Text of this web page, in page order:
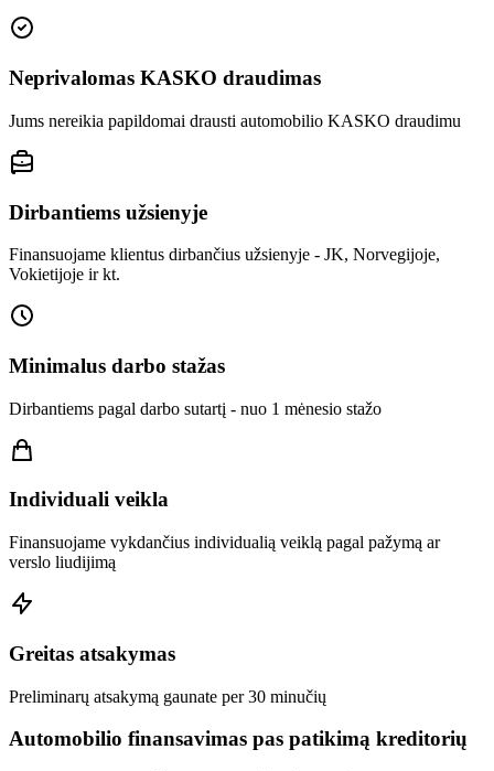
Neprivalomas KASKO draudimas
Jums nereikia papildomai drausti automobilio KASKO draudimu
Dirbantiems užsienyje
Finansuojame klientus dirbančius užsienyje - JK, Norvegijoje,
Vokietijoje ir kt.
Minimalus darbo stažas
Dirbantiems pagal darbo sutartį - nuo 1 mėnesio stažo
Individuali veikla
Finansuojame vykdančius individualią veiklą pagal pažymą ar
verslo liudijimą
Greitas atsakymas
Preliminarų atsakymą gaunate per 30 minučių
Automobilio finansavimas pas patikimą kreditorių